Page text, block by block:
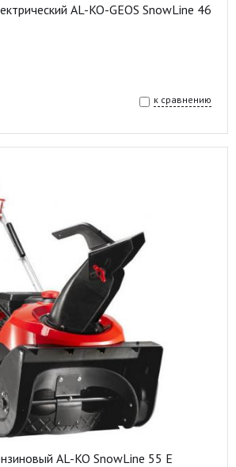
AL-KO-GEOS SnowLine 46
к сравнению
AL-KO SnowLine 55 E